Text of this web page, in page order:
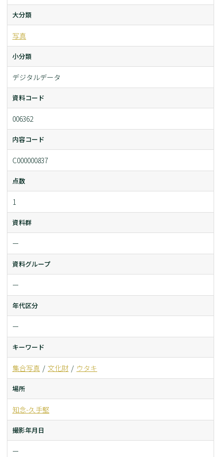
大分類
写真
小分類
デジタルデータ
資料コード
006362
内容コード
C000000837
点数
1
資料群
ー
資料グループ
ー
年代区分
ー
キーワード
集合写真 文化財 ウタキ
場所
知念-久手堅
撮影年月日
ー